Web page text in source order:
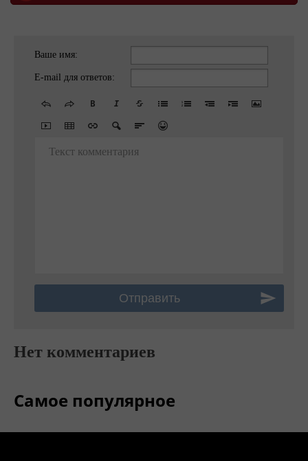
Ваше имя:
E-mail для ответов:
Текст комментария
Нет комментариев
Самое популярное